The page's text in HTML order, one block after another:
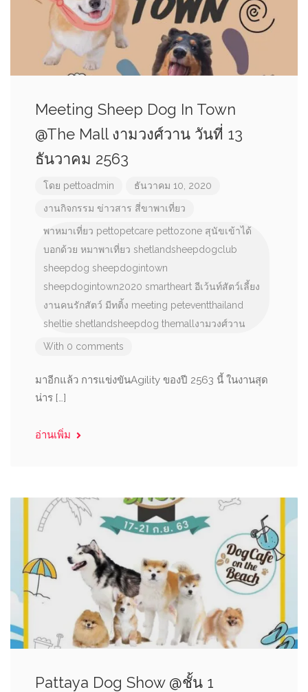
Meeting Sheep Dog In Town
@The Mall งามวงศ์วาน วันที่ 13
ธันวาคม 2563
โดย pettoadmin ธันวาคม 10, 2020
งานกิจกรรม ข่าวสาร สี่ขาพาเที่ยว
พาหมาเที่ยว pettopetcare pettozone สุนัขเข้าได้
บอกด้วย หมาพาเที่ยว shetlandsheepdogclub
sheepdog sheepdogintown
sheepdogintown2020 smartheart อีเว้นท์สัตว์เลี้ยง
งานคนรักสัตว์ มีทติ้ง meeting peteventthailand
sheltie shetlandsheepdog themallงามวงศ์วาน
With 0 comments
มาอีกแล้ว การแข่งขันAgility ของปี 2563 นี้ ในงานสุด
น่าร […]
อ่านเพิ่ม
Pattaya Dog Show @ชั้น 1